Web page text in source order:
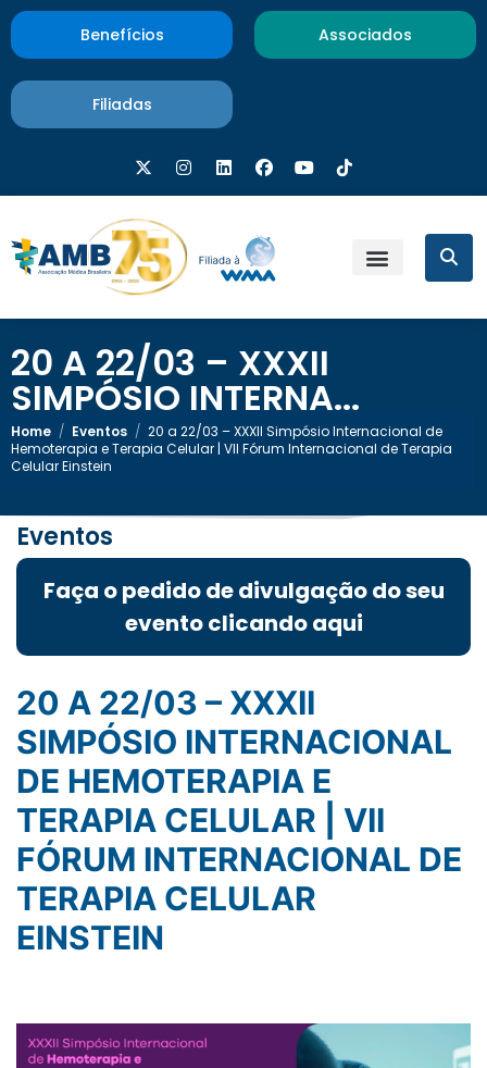
Benefícios Associados
Filiadas
20 A 22/03 – XXXII
SIMPÓSIO INTERNA...
Home / Eventos / 20 a 22/03 – XXXII Simpósio Internacional de
Hemoterapia e Terapia Celular | VII Fórum Internacional de Terapia
Celular Einstein
Eventos
Faça o pedido de divulgação do seu
evento clicando aqui
20 A 22/03 – XXXII
SIMPÓSIO INTERNACIONAL
DE HEMOTERAPIA E
TERAPIA CELULAR | VII
FÓRUM INTERNACIONAL DE
TERAPIA CELULAR
EINSTEIN